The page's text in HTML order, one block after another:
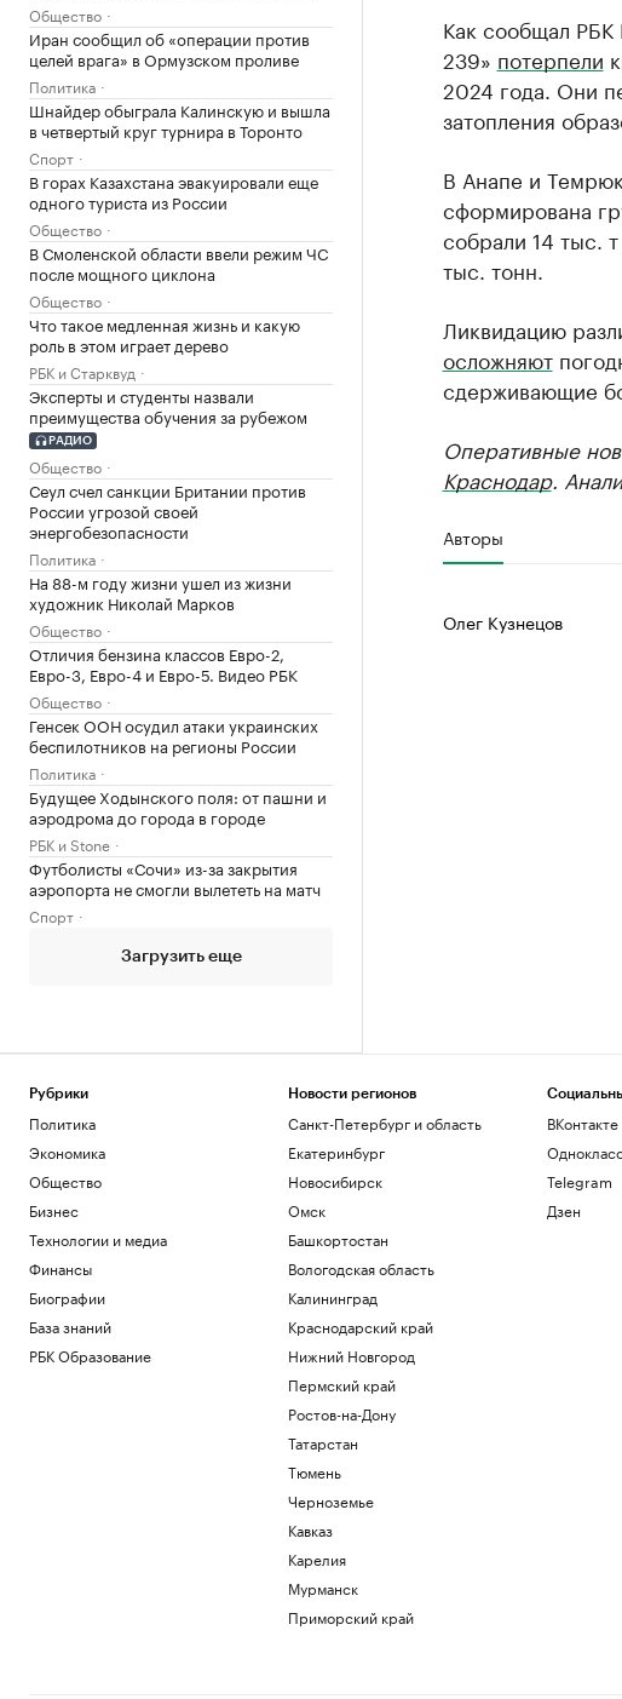
Общество
Иран сообщил об «операции против
целей врага» в Ормузском проливе
Политика
Шнайдер обыграла Калинскую и вышла
в четвертый круг турнира в Торонто
Спорт
В горах Казахстана эвакуировали еще
одного туриста из России
Общество
В Смоленской области ввели режим ЧС
после мощного циклона
Общество
Что такое медленная жизнь и какую
роль в этом играет дерево
РБК и Старквуд
Эксперты и студенты назвали
преимущества обучения за рубежом
РАДИО
Общество
Сеул счел санкции Британии против
России угрозой своей
энергобезопасности
Политика
На 88-м году жизни ушел из жизни
художник Николай Марков
Общество
Отличия бензина классов Евро-2,
Евро-3, Евро-4 и Евро-5. Видео РБК
Общество
Генсек ООН осудил атаки украинских
беспилотников на регионы России
Политика
Будущее Ходынского поля: от пашни и
аэродрома до города в городе
РБК и Stone
Футболисты «Сочи» из-за закрытия
аэропорта не смогли вылететь на матч
Спорт
Загрузить еще
Как сообщал РБК
239» потерпели
2024 года. Они
затопления
В Анапе и
сформирована
собрали 14 тыс.
тыс. тонн.
Ликвидацию
осложняют
сдерживающие
Оперативные
Краснодар.
Авторы
Олег Кузнецов
Рубрики
Политика
Экономика
Общество
Бизнес
Технологии и медиа
Финансы
Биографии
База знаний
РБК Образование
Новости регионов
Санкт-Петербург и область
Екатеринбург
Новосибирск
Омск
Башкортостан
Вологодская область
Калининград
Краснодарский край
Нижний Новгород
Пермский край
Ростов-на-Дону
Татарстан
Тюмень
Черноземье
Кавказ
Карелия
Мурманск
Приморский край
ВКонтакте
Telegram
Дзен